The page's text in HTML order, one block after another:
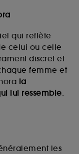
qui reflète
celui ou celle
discret et
femme et
la
lui ressemble.
les